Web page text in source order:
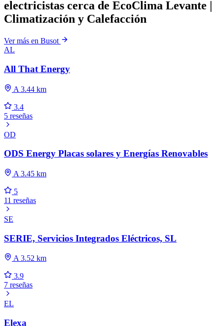
electricistas cerca de EcoClima Levante |
Climatización y Calefacción
Ver más en Busot
AL
All That Energy
A 3.44 km
3.4
5 reseñas
OD
ODS Energy Placas solares y Energías Renovables
A 3.45 km
5
11 reseñas
SE
SERIE, Servicios Integrados Eléctricos, SL
A 3.52 km
3.9
7 reseñas
EL
Elexa